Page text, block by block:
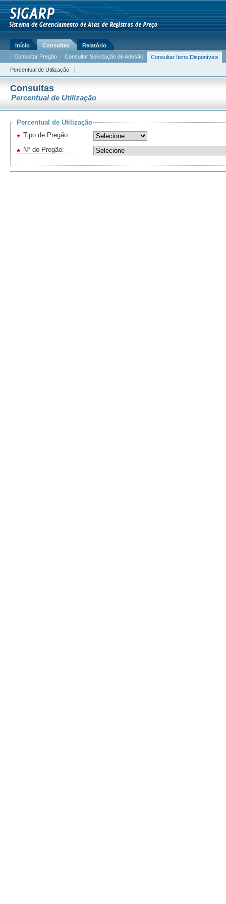
Início Consultas
Relatório
Consultar Pregão
Consultar Solicitação de Adesão Consultar Itens Disponíveis
Percentual de Utilização
Consultas
Percentual de Utilização
Percentual de Utilização
Tipo de Pregão:
Nº do Pregão: